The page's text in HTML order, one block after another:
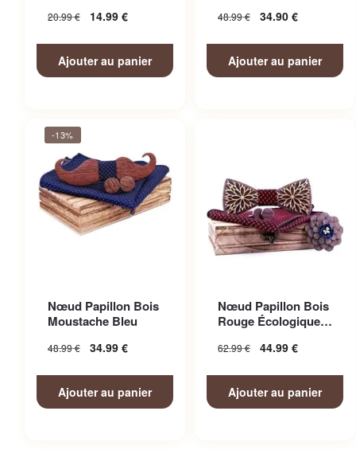
20.99€ 14.99 €
Ajouter au panier
48.99€ 34.90 €
Ajouter au panier
-13%
Nœud Papillon Bois
Moustache Bleu
48.99€ 34.99 €
Ajouter au panier
Nœud Papillon Bois
Rouge Écologique
62.99€ 44.99 €
Ajouter au panier